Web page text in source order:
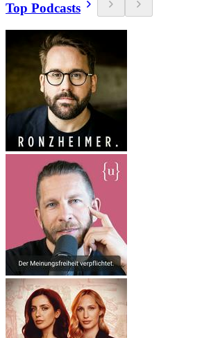
Top Podcasts